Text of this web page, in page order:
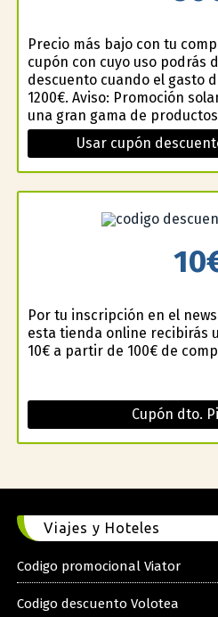
Precio más bajo con tu
cupón con cuyo uso podrás
descuento cuando el gasto
1200€. Aviso: Promoción
una gran gama de
Usar cupón
Por tu inscripción en el
esta tienda online recibirás
10€ a partir de 100€ de
Cupón dto.
Viajes y Hoteles
Codigo promocional Viator
Codigo descuento Volotea